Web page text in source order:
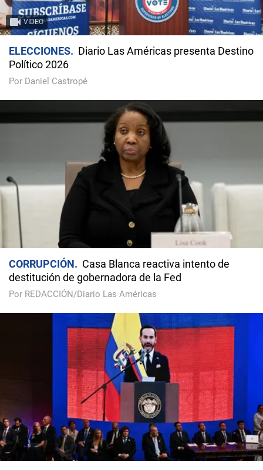
VIDEO
ELECCIONES
Diario Las Américas presenta Destino
Político 2026
Por Daniel Castropé
CORRUPCIÓN
Casa Blanca reactiva intento de
destitución de gobernadora de la Fed
Por REDACCIÓN/Diario Las Américas